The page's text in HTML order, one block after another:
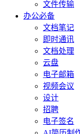
文件传输
办公必备
文档笔记
即时通讯
文档处理
云盘
电子邮箱
视频会议
设计
招聘
电子签名